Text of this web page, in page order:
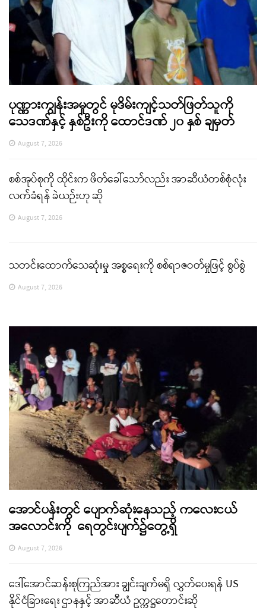
ပုဏ္ဏားကျွန်းအမှုတွင် မုဒိမ်းကျင့်သတ်ဖြတ်သူကို
သေဒဏ်နှင့် နှစ်ဦးကို ထောင်ဒဏ် ၂၀ နှစ် ချမှတ်
August 7, 2026
စစ်အုပ်စုကို ထိုင်းက ဖိတ်ခေါ်သော်လည်း အာဆီယံတစ်စုံလုံး
လက်ခံရန် ခဲယဉ်းဟု ဆို
August 7, 2026
သတင်းထောက်သေဆုံးမှု အစ္စရေးကို စစ်ရာဇဝတ်မှုဖြင့် စွပ်စွဲ
August 7, 2026
အောင်ပန်းတွင် ပျောက်ဆုံးနေသည့် ကလေးငယ်
အလောင်းကို ရေတွင်းပျက်၌တွေ့ရှိ
August 7, 2026
ဒေါ်အောင်ဆန်းစုကြည်အား ချွင်းချက်မရှိ လွှတ်ပေးရန် US
နိုင်ငံခြားရေး ဌာနနှင့် အာဆီယံ ဥက္ကဋ္ဌတောင်းဆို